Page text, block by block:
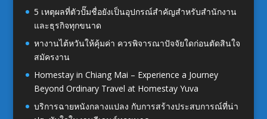
5 เหตุผลที่ตัวปั๊มชื่อยังเป็นอุปกรณ์สำคัญสำหรับสำนักงาน
และธุรกิจทุกขนาด
หางานไต้หวันให้คุ้มค่า ควรพิจารณาปัจจัยใดก่อนตัดสินใจ
สมัครงาน
Homestay in Chiang Mai – Experience a Journey
Beyond Ordinary Travel at Homestay Yuva
บริการฉายหนังกลางแปลง กับการสร้างประสบการณ์ที่น่า